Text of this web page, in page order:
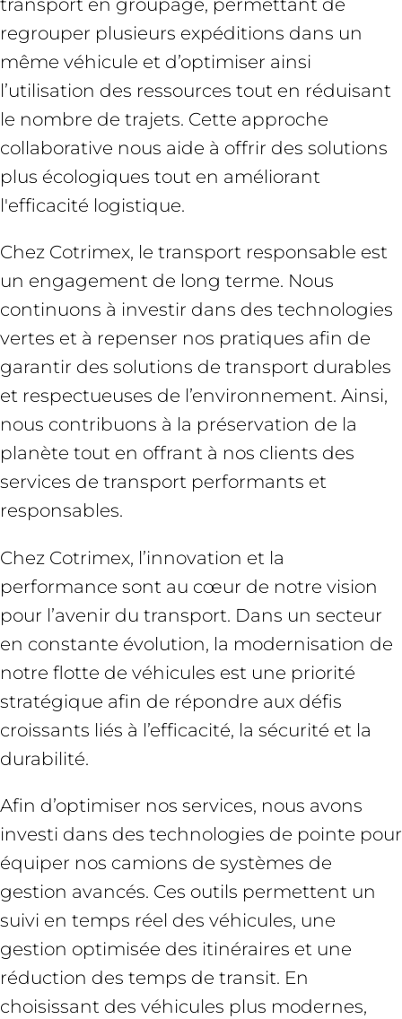
regrouper plusieurs expéditions dans un
même véhicule et d’optimiser ainsi
l’utilisation des ressources tout en réduisant
le nombre de trajets. Cette approche
collaborative nous aide à offrir des solutions
plus écologiques tout en améliorant
l'efficacité logistique.
Chez Cotrimex, le transport responsable est
un engagement de long terme. Nous
continuons à investir dans des technologies
vertes et à repenser nos pratiques afin de
garantir des solutions de transport durables
et respectueuses de l’environnement. Ainsi,
nous contribuons à la préservation de la
planète tout en offrant à nos clients des
services de transport performants et
responsables.
Chez Cotrimex, l’innovation et la
performance sont au cœur de notre vision
pour l’avenir du transport. Dans un secteur
en constante évolution, la modernisation de
notre flotte de véhicules est une priorité
stratégique afin de répondre aux défis
croissants liés à l’efficacité, la sécurité et la
durabilité.
Afin d’optimiser nos services, nous avons
investi dans des technologies de pointe pour
équiper nos camions de systèmes de
gestion avancés. Ces outils permettent un
suivi en temps réel des véhicules, une
gestion optimisée des itinéraires et une
réduction des temps de transit. En
choisissant des véhicules plus modernes,